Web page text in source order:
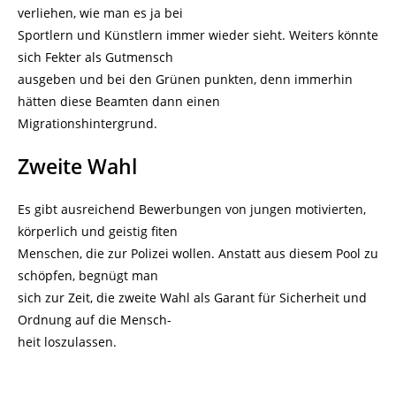
verliehen, wie man es ja bei
Sportlern und Künstlern immer wieder sieht. Weiters könnte
sich Fekter als Gutmensch
ausgeben und bei den Grünen punkten, denn immerhin
hätten diese Beamten dann einen
Migrationshintergrund.
Zweite Wahl
Es gibt ausreichend Bewerbungen von jungen motivierten,
körperlich und geistig fiten
Menschen, die zur Polizei wollen. Anstatt aus diesem Pool zu
schöpfen, begnügt man
sich zur Zeit, die zweite Wahl als Garant für Sicherheit und
Ordnung auf die Mensch-
heit loszulassen.